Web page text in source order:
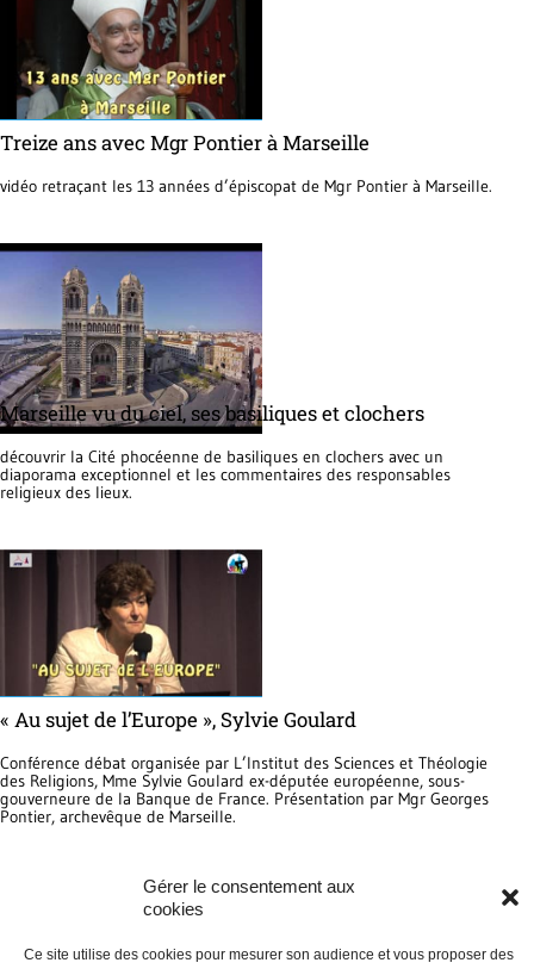
Gérer le consentement aux
cookies
Ce site utilise des cookies pour mesurer son audience et vous proposer des
Treize ans avec Mgr Pontier à Marseille
vidéo retraçant les 13 années d’épiscopat de Mgr Pontier à Marseille.
Marseille vu du ciel, ses basiliques et clochers
découvrir la Cité phocéenne de basiliques en clochers avec un
diaporama exceptionnel et les commentaires des responsables
religieux des lieux.
« Au sujet de l’Europe », Sylvie Goulard
Conférence débat organisée par L’Institut des Sciences et Théologie
des Religions, Mme Sylvie Goulard ex-députée européenne, sous-
gouverneure de la Banque de France. Présentation par Mgr Georges
Pontier, archevêque de Marseille.
Que fête-t-on à Pâques? sur eglise.catholique
tv.catholique